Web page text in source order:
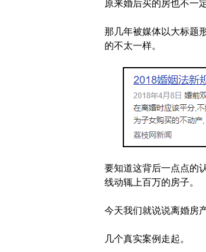
原来婚后买的房也不一
那几年被媒体以大标题
的不太一样。
要知道这背后一点点的
线动辄上百万的房子。
今天我们就说说离婚房
几个真实案例走起。